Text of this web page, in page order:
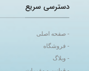
دسترسی سریع
- صفحه اصلی
- فروشگاه
- وبلاگ